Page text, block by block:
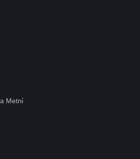
Metni̇